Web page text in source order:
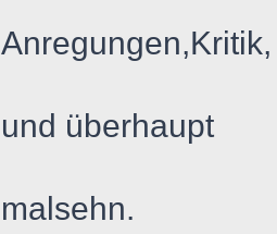
und überhaupt
malsehn.